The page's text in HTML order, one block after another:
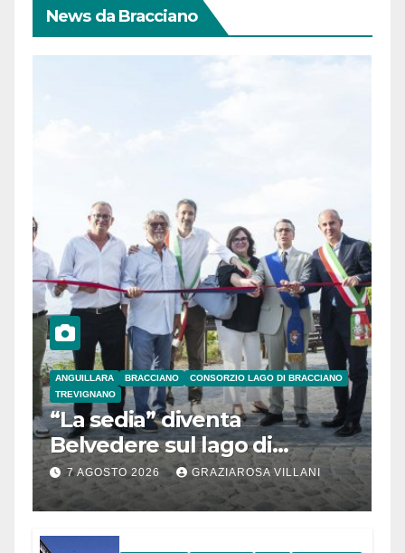
News da Bracciano
ANGUILLARA BRACCIANO
CONSORZIO LAGO DI BRACCIANO
TREVIGNANO
“La sedia” diventa
Belvedere sul lago di
Bracciano: ieri
l’inaugurazione
7 AGOSTO 2026 GRAZIAROSA VILLANI